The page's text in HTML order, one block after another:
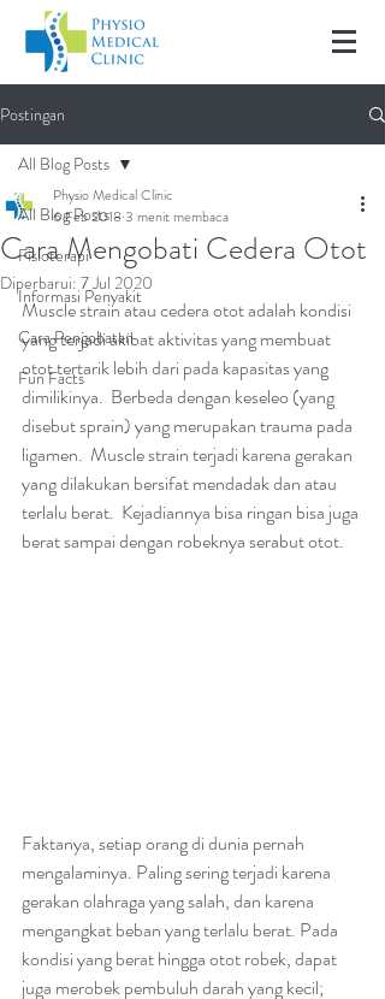
Postingan
All Blog Posts
Fisioterapi
Informasi Penyakit
Cara Pengobatan
Fun Facts
All Blog Posts
Cara Mengobati Cedera Otot
Physio Medical Clinic
6 Feb 2018 3 menit membaca
Diperbarui: 7 Jul 2020
Muscle strain atau cedera otot adalah kondisi
yang terjadi akibat aktivitas yang membuat
otot tertarik lebih dari pada kapasitas yang
dimilikinya.  Berbeda dengan keseleo (yang
disebut sprain) yang merupakan trauma pada
ligamen.  Muscle strain terjadi karena gerakan
yang dilakukan bersifat mendadak dan atau
terlalu berat.  Kejadiannya bisa ringan bisa juga
berat sampai dengan robeknya serabut otot.
Faktanya, setiap orang di dunia pernah
mengalaminya. Paling sering terjadi karena
gerakan olahraga yang salah, dan karena
mengangkat beban yang terlalu berat. Pada
kondisi yang berat hingga otot robek, dapat
juga merobek pembuluh darah yang kecil;